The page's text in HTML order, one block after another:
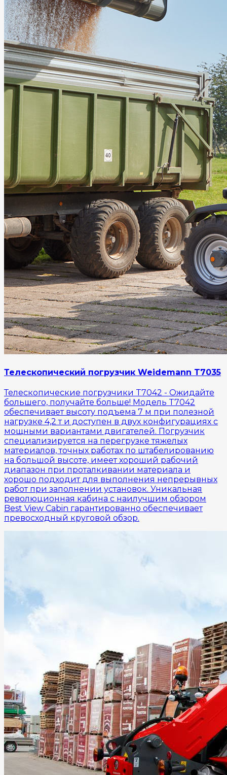
Телескопический погрузчик Weidemann T7035
Телескопические погрузчики T7042 - Ожидайте
большего, получайте больше! Модель T7042
обеспечивает высоту подъема 7 м при полезной
нагрузке 4,2 т и доступен в двух конфигурациях с
мощными вариантами двигателей. Погрузчик
специализируется на перегрузке тяжелых
материалов, точных работах по штабелированию
на большой высоте, имеет хороший рабочий
диапазон при проталкивании материала и
хорошо подходит для выполнения непрерывных
работ при заполнении установок. Уникальная
революционная кабина с наилучшим обзором
Best View Cabin гарантированно обеспечивает
превосходный круговой обзор.